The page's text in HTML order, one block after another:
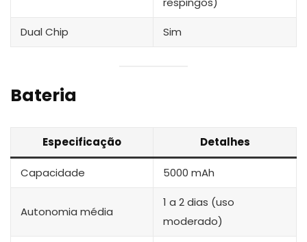
Dual Chip Sim
Bateria
Especificação Detalhes
Capacidade 5000 mAh
Autonomia média
1 a 2 dias (uso
moderado)